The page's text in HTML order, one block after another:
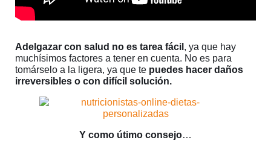
Adelgazar con salud no es tarea fácil , ya que hay
muchísimos factores a tener en cuenta. No es para
tomárselo a la ligera, ya que te puedes hacer daños
irreversibles o con difícil solución.
Y como útimo consejo…